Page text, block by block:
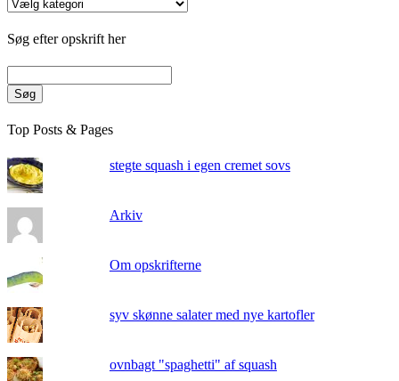
Søg efter opskrift her
Søg
Top Posts & Pages
stegte squash i egen cremet sovs
Arkiv
Om opskrifterne
syv skønne salater med nye kartofler
ovnbagt "spaghetti" af squash